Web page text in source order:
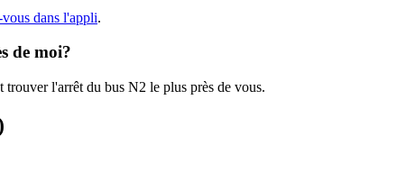
vous dans l'appli.
de moi?
l'arrêt du bus N2 le plus près de vous.